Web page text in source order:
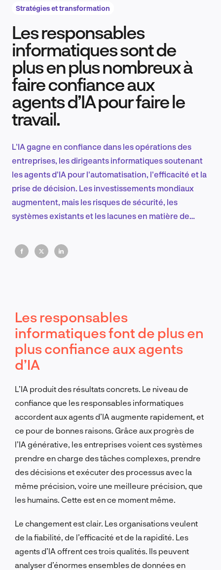
Recherche et conception produit
Tendances sectorielles
FR
Stratégies et transformation
Les responsables
informatiques sont de
plus en plus nombreux à
faire confiance aux
agents d’IA pour faire le
travail.
L'IA gagne en confiance dans les opérations des
entreprises, les dirigeants informatiques soutenant
les agents d'IA pour l'automatisation, l'efficacité et la
prise de décision. Les investissements mondiaux
augmentent, mais les risques de sécurité, les
systèmes existants et les lacunes en matière de
entreprises qui s'engagent rapidement dans
l'intégration de l'IA domineront le marché. Les autres
Les responsables
informatiques font de plus en
plus confiance aux agents
d’IA
L’IA produit des résultats concrets. Le niveau de
confiance que les responsables informatiques
accordent aux agents d’IA augmente rapidement, et
ce pour de bonnes raisons. Grâce aux progrès de
l’IA générative, les entreprises voient ces systèmes
prendre en charge des tâches complexes, prendre
des décisions et exécuter des processus avec la
même précision, voire une meilleure précision, que
les humains. Cette est en ce moment même.
Le changement est clair. Les organisations veulent
de la fiabilité, de l’efficacité et de la rapidité. Les
agents d’IA offrent ces trois qualités. Ils peuvent
analyser d’énormes ensembles de données en